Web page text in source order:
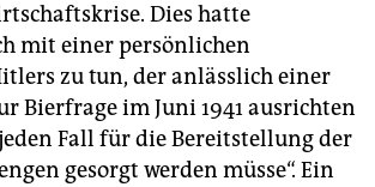
Dies hatte
mit einer persönlichen
zu tun, der anlässlich einer
Bierfrage im Juni 1941 ausrichten
Fall für die Bereitstellung der
gesorgt werden müsse“. Ein